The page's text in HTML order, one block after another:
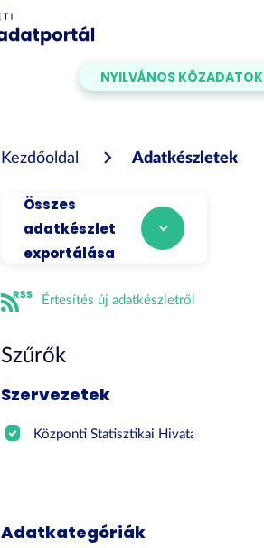
NYILVÁNOS KÖZADATOK
Kezdőoldal Adatkészletek
Összes
adatkészlet
exportálása
Értesítés új adatkészletről
Szűrők
Szervezetek
Központi Statisztikai Hivatal
Adatkategóriák